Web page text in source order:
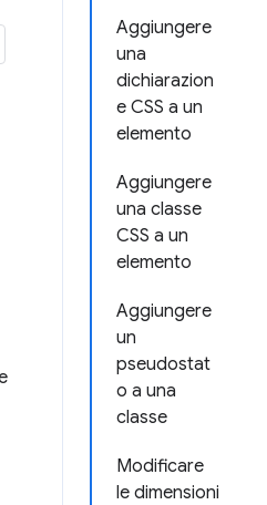
Aggiungere
una
dichiarazion
e CSS a un
elemento
Aggiungere
una classe
CSS a un
elemento
Aggiungere
un
pseudostat
o a una
classe
Modificare
le dimensioni